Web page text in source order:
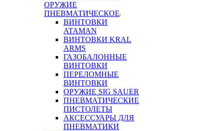
ОРУЖИЕ
ПНЕВМАТИЧЕСКОЕ
ВИНТОВКИ
ATAMAN
ВИНТОВКИ KRAL
ARMS
ГАЗОБАЛОННЫЕ
ВИНТОВКИ
ПЕРЕЛОМНЫЕ
ВИНТОВКИ
ОРУЖИЕ SIG SAUER
ПНЕВМАТИЧЕСКИЕ
ПИСТОЛЕТЫ
АКСЕССУАРЫ ДЛЯ
ПНЕВМАТИКИ